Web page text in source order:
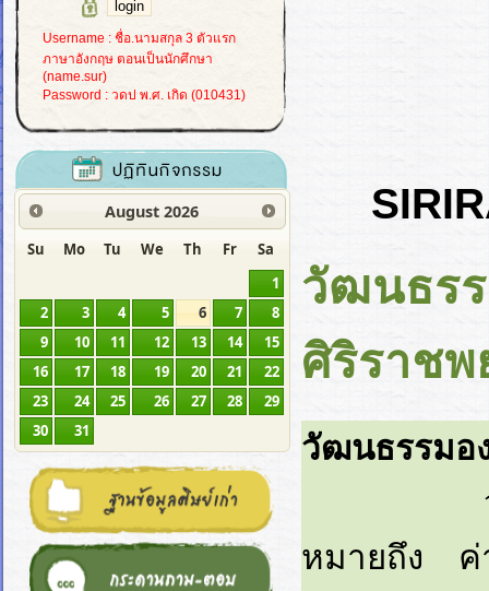
Username : ชื่อ.นามสกุล 3 ตัวแรก
ภาษาอังกฤษ ตอนเป็นนักศึกษา
(name.sur)
Password : วดป พ.ศ. เกิด (010431)
August 2026
Su Mo Tu We Th Fr
Sa
1
2
3 4 5 6 7
8
9
10 11 12 13 14
15
16
17 18 19 20 21
22
23
24 25 26 27 28
29
30
31
วัฒนธร
ศิริราชพ
วัฒนธรรมอ
วัฒนธร
หมายถึง ค่